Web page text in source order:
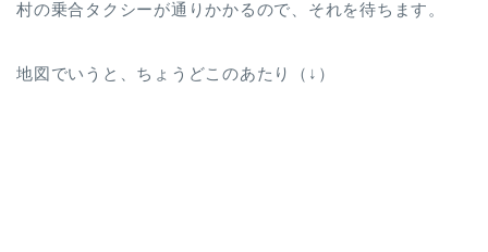
村の乗合タクシーが通りかかるので、それを待ちます。
地図でいうと、ちょうどこのあたり（↓）